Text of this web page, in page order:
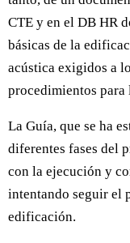
CTE y en el DB HR
básicas de la
acústica exigidos a
procedimientos
La Guía, que se ha
diferentes fases del
con la ejecución y
intentando seguir el
edificación.